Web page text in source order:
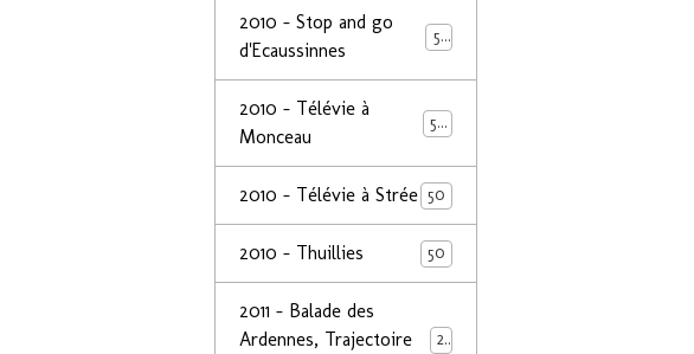
2010 - Stop and go
d'Ecaussinnes
50
2010 - Télévie à
Monceau
50
2010 - Télévie à Strée 50
2010 - Thuillies 50
2011 - Balade des
Ardennes, Trajectoire
24